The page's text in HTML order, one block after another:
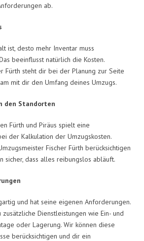
ab.
ist, desto mehr Inventar muss
beeinflusst natürlich die Kosten.
Fürth steht dir bei der Planung zur Seite
mit dir den Umfang deines Umzugs.
den Standorten
Fürth und Piräus spielt eine
der Kalkulation der Umzugskosten.
Fischer Fürth berücksichtigen
sicher, dass alles reibungslos abläuft.
und hat seine eigenen Anforderungen.
Dienstleistungen wie Ein- und
oder Lagerung. Wir können diese
berücksichtigen und dir ein